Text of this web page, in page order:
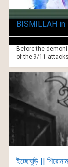
BISMILLAH in
Before the
of the 9/11
ইচ্ছেঘুড়ি ||